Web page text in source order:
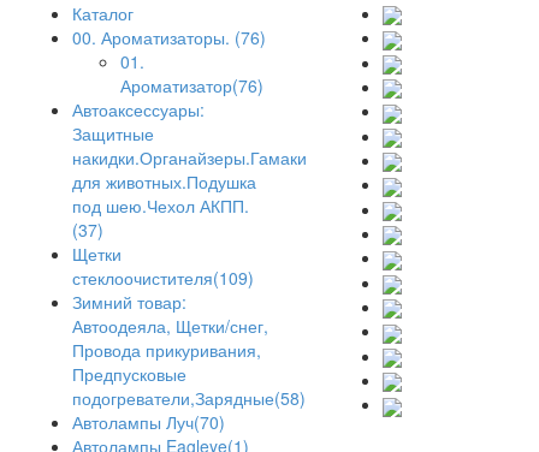
Каталог
00. Ароматизаторы. (76)
01.
Ароматизатор(76)
Автоаксессуары:
Защитные
накидки.Органайзеры.Гамаки
для животных.Подушка
под шею.Чехол АКПП.
(37)
Щетки
стеклоочистителя(109)
Зимний товар:
Автоодеяла, Щетки/снег,
Провода прикуривания,
Предпусковые
подогреватели,Зарядные(58)
Автолампы Луч(70)
Автолампы Eagleye(1)